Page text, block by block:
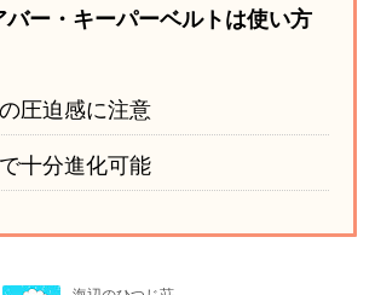
バー・キーパーベルトは使い方
圧迫感に注意
十分進化可能